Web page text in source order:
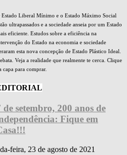
Estado Liberal Mínimo e o Estado Máximo Social
ultrapassados e a sociedade anseia por um Estado
eficiente. Estudos sobre a eficiência na
do Estado na economia e sociedade
esta nova concepção de Estado Plástico Ideal.
Veja a realidade que realmente te cerca. Clique
capa para comprar.
de setembro, 200 anos de
Fique em
feira, 23 de agosto de 2021